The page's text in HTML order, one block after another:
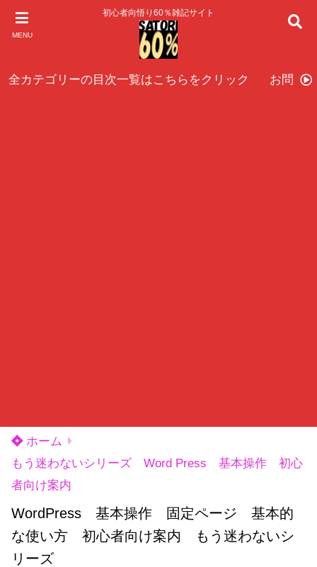
MENU
初心者向悟り60％雑記サイト
全カテゴリーの目次一覧はこちらをクリック お問い
ホーム
もう迷わないシリーズ Word Press 基本操作 初心
者向け案内
WordPress 基本操作 固定ページ 基本的
な使い方 初心者向け案内 もう迷わないシ
リーズ